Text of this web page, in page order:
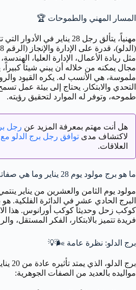
المسار المهني والطموحات 🏆
مهنياً، يتألق رجل 28 يناير في
مثل ريادة الأعمال، الإدارة العليا،
مجال يمكنه من خلاله أن يبني شيئاً كبيراً،
ملموسة، هي الأنسب له. يكره القيود
التحدي والابتكار. يحتاج إلى بيئة عمل تسمح
طموحه، وتوفر له الموارد لتحقيق رؤيته.
هل أنت مهتم بمعرفة المزيد عن رجل
لاكتشاف مدى توافق رجل برج الدلو مع
العلاقات.
ما هو برج مولود يوم 28 يناير وما هي صفاته العامة؟
مولود يوم الثامن والعشرين من يناير
البرج الحادي عشر في الدائرة الفلكية. هو
كوكب زحل وحديثاً كوكب أورانوس. هذا
فريدة تتميز بالابتكار، الفكر المستقل،
برج الدلو: نظرة عامة 🌬️💡
مواليده بالعديد من الصفات الجوهرية: